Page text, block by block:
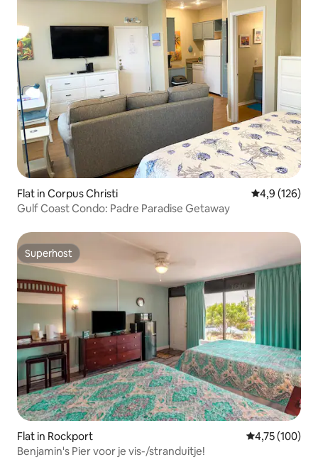
Flat in Corpus Christi Gemiddelde
4,9 (126)
Gulf Coast Condo: Padre Paradise Getaway
Superhost
Superhost
Flat in Rockport Gemiddelde
4,75 (100)
Benjamin's Pier voor je vis-/stranduitje!